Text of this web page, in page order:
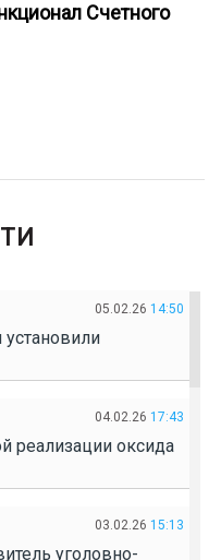
Счетного
05.02.26 14:50
установили
04.02.26 17:43
реализации оксида
03.02.26 15:13
уголовно-